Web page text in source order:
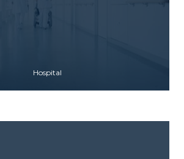
Hospital